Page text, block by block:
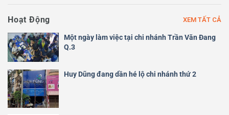
Hoạt Động XEM TẤT CẢ
Một ngày làm việc tại chi nhánh Trần Văn Đang
Q.3
Huy Dũng đang dần hé lộ chi nhánh thứ 2